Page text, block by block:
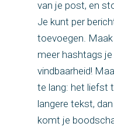
van je post, en
Je kunt per
toevoegen. Maak
meer hashtags
vindbaarheid!
te lang: het liefst
langere tekst,
komt je